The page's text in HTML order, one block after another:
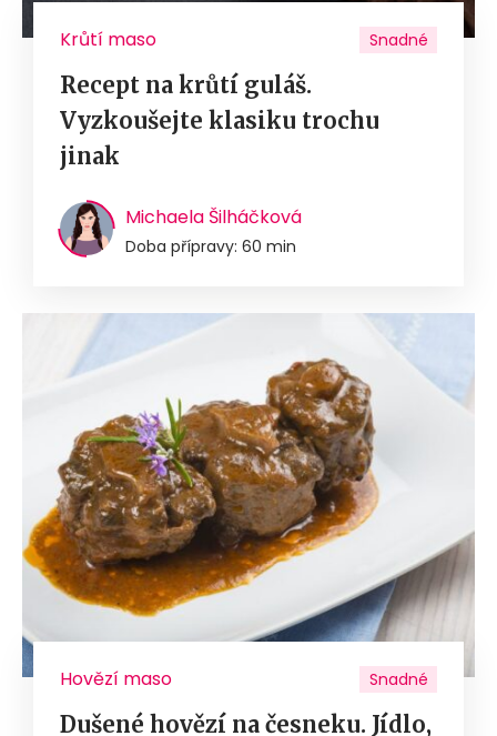
Krůtí maso Snadné
Recept na krůtí guláš.
Vyzkoušejte klasiku trochu
jinak
Michaela Šilháčková
Doba přípravy: 60 min
Hovězí maso Snadné
Dušené hovězí na česneku. Jídlo,